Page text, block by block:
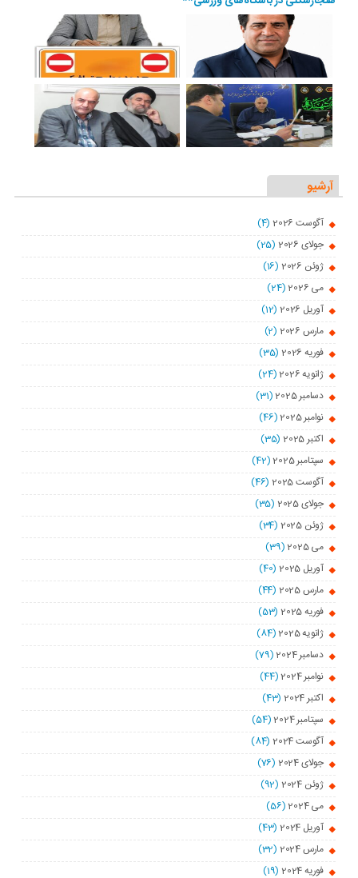
آرشیو
آگوست 2026
(4)
جولای 2026
(25)
ژوئن 2026
(16)
می 2026
(24)
آوریل 2026
(12)
مارس 2026
(2)
فوریه 2026
(35)
ژانویه 2026
(24)
دسامبر 2025
(31)
نوامبر 2025
(46)
اکتبر 2025
(35)
سپتامبر 2025
(42)
آگوست 2025
(46)
جولای 2025
(35)
ژوئن 2025
(34)
می 2025
(39)
آوریل 2025
(40)
مارس 2025
(44)
فوریه 2025
(53)
ژانویه 2025
(84)
دسامبر 2024
(79)
نوامبر 2024
(44)
اکتبر 2024
(43)
سپتامبر 2024
(54)
آگوست 2024
(84)
جولای 2024
(76)
ژوئن 2024
(92)
می 2024
(56)
آوریل 2024
(43)
مارس 2024
(32)
فوریه 2024
(19)